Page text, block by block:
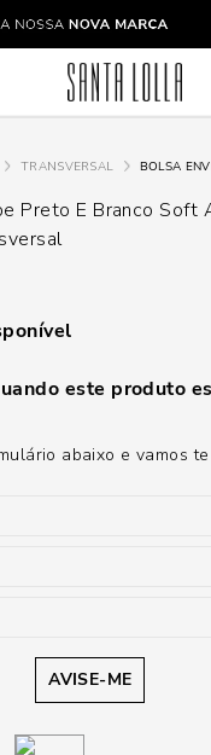
procurando?
TRANSVERSAL
Preto E Branco Soft
este produto
abaixo e vamos
AVISE-ME